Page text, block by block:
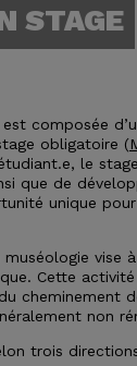
STAGE
composée
obligatoire (
le
que de
unique
vise
Cette
cheminement
non
trois